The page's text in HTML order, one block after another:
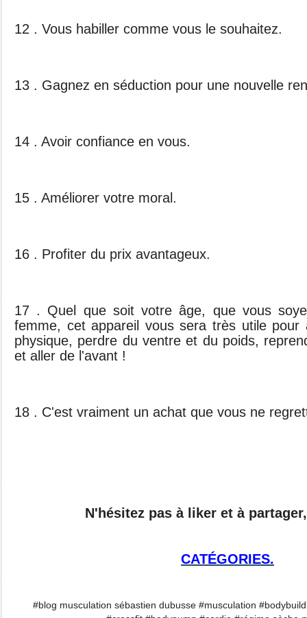
12 . Vous habiller comme vous le souhaitez.
13 . Gagnez en séduction pour une nouvelle
14 . Avoir confiance en vous.
15 . Améliorer votre moral.
16 . Profiter du prix avantageux.
17 . Quel que soit votre âge, que vous
femme, cet appareil vous sera très utile pour
physique, perdre du ventre et du poids,
et aller de l'avant !
18 . C'est vraiment un achat que vous ne
N'hésitez pas à liker et à
CATÉGORIES.
#blog musculation sébastien dubusse #musculation